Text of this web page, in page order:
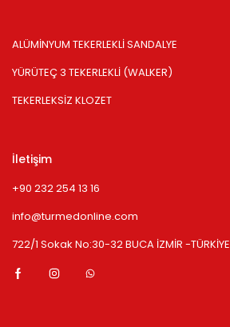
ALÜMİNYUM TEKERLEKLİ SANDALYE
YÜRÜTEÇ 3 TEKERLEKLİ (WALKER)
TEKERLEKSİZ KLOZET
İletişim
+90 232 254 13 16
info@turmedonline.com
722/1 Sokak No:30-32 BUCA İZMİR -TÜRKİYE